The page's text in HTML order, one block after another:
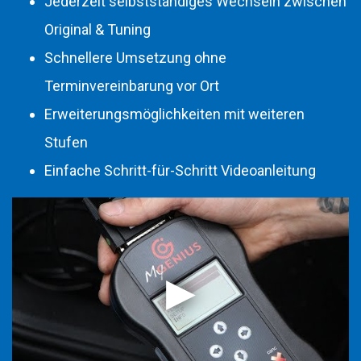
Original & Tuning
Schnellere Umsetzung ohne
Terminvereinbarung vor Ort
Erweiterungsmöglichkeiten mit weiteren
Stufen
Einfache Schritt-für-Schritt Videoanleitung